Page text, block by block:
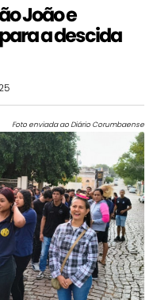
João e
a descida
Foto enviada ao Diário Corumbaense